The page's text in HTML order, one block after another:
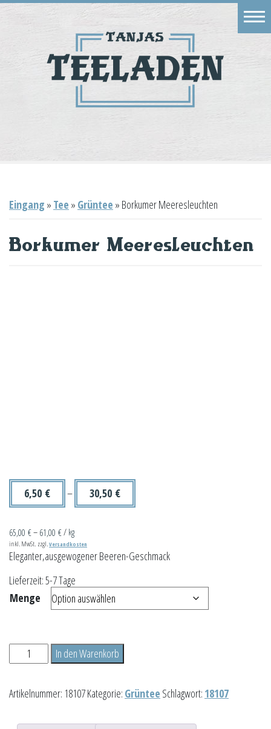
Eingang » Tee » Grüntee » Borkumer Meeresleuchten
Borkumer Meeresleuchten
6,50 € – 30,50 €
65,00 €– 61,00 €/ kg
inkl. MwSt. zzgl. Versandkosten
Eleganter,ausgewogener Beeren-Geschmack
Lieferzeit:5-7 Tage
Menge
Borkumer
Meeresleuchten
In den Warenkorb
Artikelnummer: 18107Kategorie: Grüntee Schlagwort: 18107
Geschäft